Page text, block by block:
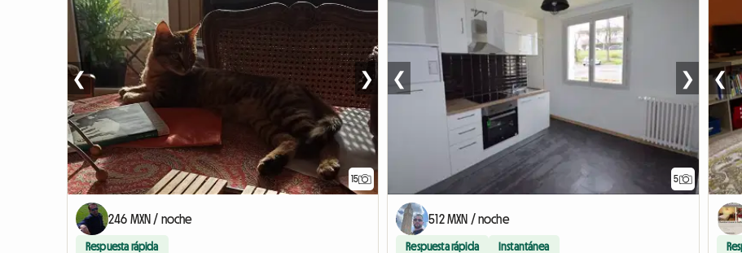
15
❮ ❯
246 MXN / noche
Respuesta rápida
5
❮ ❯
512 MXN / noche
Respuesta rápida Instantánea
❮